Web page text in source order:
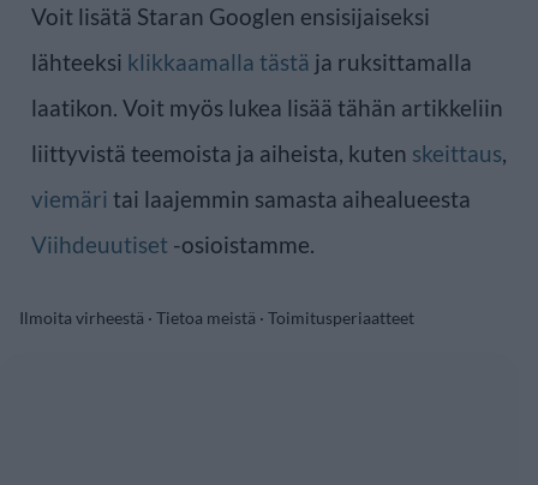
Voit lisätä Staran Googlen ensisijaiseksi
lähteeksi klikkaamalla tästä ja ruksittamalla
laatikon. Voit myös lukea lisää tähän artikkeliin
liittyvistä teemoista ja aiheista, kuten skeittaus,
viemäri tai laajemmin samasta aihealueesta
Viihdeuutiset -osioistamme.
Ilmoita virheestä · Tietoa meistä · Toimitusperiaatteet